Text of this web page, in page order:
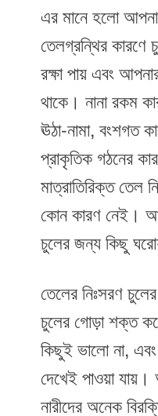
এর মানে হলো
তেলগ্রন্থির কারণে
রক্ষা পায় এবং
থাকে। নানা রকম
ঊঠা-নামা, বংশগত
প্রাকৃতিক গঠনের
মাত্রাতিরিক্ত তেল
কোন কারণ নেই।
চুলের জন্য কিছু
তেলের নিঃসরণ
চুলের গোড়া শক্ত
কিছুই ভালো না,
দেখেই পাওয়া
নারীদের অনেক